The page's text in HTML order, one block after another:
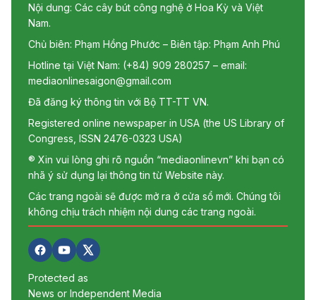
Nội dung: Các cây bút công nghệ ở Hoa Kỳ và Việt
Nam.
Chủ biên: Phạm Hồng Phước – Biên tập: Phạm Anh Phú
Hotline tại Việt Nam: (+84) 909 280257 – email:
mediaonlinesaigon@gmail.com
Đã đăng ký thông tin với Bộ TT-TT VN.
Registered online newspaper in USA (the US Library of
Congress, ISSN 2476-0323 USA)
® Xin vui lòng ghi rõ nguồn “mediaonlinevn” khi bạn có
nhã ý sử dụng lại thông tin từ Website này.
Các trang ngoài sẽ được mở ra ở cửa sổ mới. Chúng tôi
không chịu trách nhiệm nội dung các trang ngoài.
Protected as
News or Independent Media